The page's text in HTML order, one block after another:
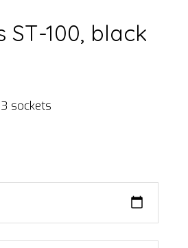
ST-100, black
sockets